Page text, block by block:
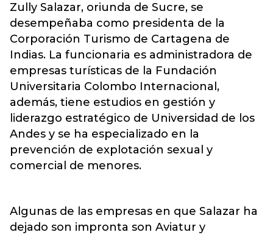
Zully Salazar, oriunda de Sucre, se
desempeñaba como presidenta de la
Corporación Turismo de Cartagena de
Indias. La funcionaria es administradora de
empresas turísticas de la Fundación
Universitaria Colombo Internacional,
además, tiene estudios en gestión y
liderazgo estratégico de Universidad de los
Andes y se ha especializado en la
prevención de explotación sexual y
comercial de menores.
Algunas de las empresas en que Salazar ha
dejado son impronta son Aviatur y